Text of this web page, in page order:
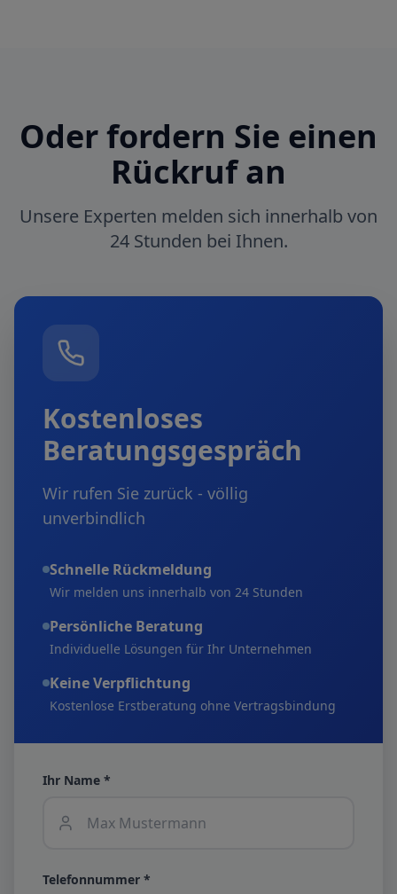
Oder fordern Sie einen
Rückruf an
Unsere Experten melden sich innerhalb von
24 Stunden bei Ihnen.
Kostenloses
Beratungsgespräch
Wir rufen Sie zurück - völlig
unverbindlich
Schnelle Rückmeldung
Wir melden uns innerhalb von 24 Stunden
Persönliche Beratung
Individuelle Lösungen für Ihr Unternehmen
Keine Verpflichtung
Kostenlose Erstberatung ohne Vertragsbindung
Ihr Name *
Telefonnummer *